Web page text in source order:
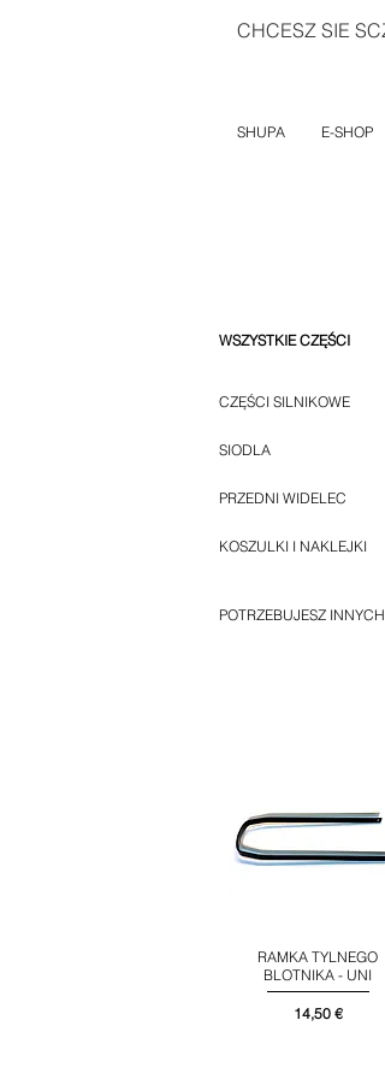
CHCESZ SIE
SHUPA E-SHOP
WSZYSTKIE CZĘŚCI
CZĘŚCI SILNIKOWE
SIODLA
PRZEDNI WIDELEC
KOSZULKI I NAKLEJKI
POTRZEBUJESZ
Podgląd
RAMKA TYLNEGO
BLOTNIKA - UNI
Cena
14,50 €